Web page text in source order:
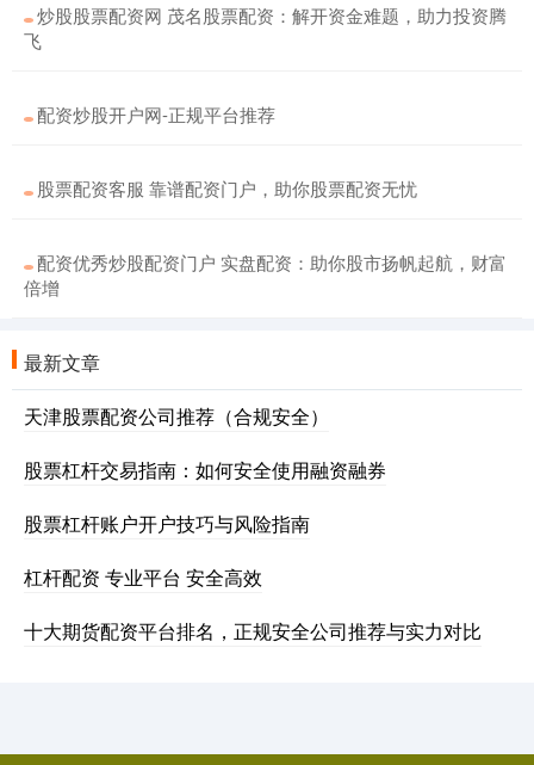
炒股股票配资网 茂名股票配资：解开资金难题，助力投资腾
飞
配资炒股开户网-正规平台推荐
股票配资客服 靠谱配资门户，助你股票配资无忧
配资优秀炒股配资门户 实盘配资：助你股市扬帆起航，财富
倍增
最新文章
天津股票配资公司推荐（合规安全）
股票杠杆交易指南：如何安全使用融资融券
股票杠杆账户开户技巧与风险指南
杠杆配资 专业平台 安全高效
十大期货配资平台排名，正规安全公司推荐与实力对比